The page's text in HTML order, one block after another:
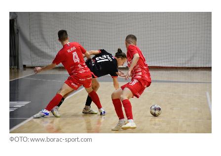
ФОТО: www.borac-sport.com